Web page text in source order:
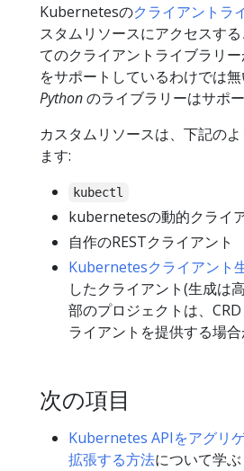
Kubernetesのクライアントラ
スタムリソースにアクセスす
てのクライアントライブラリ
をサポートしているわけでは無
Pythonのライブラリーはサポ
カスタムリソースは、下記の
ます:
kubectl
kubernetesの動的クライ
自作のRESTクライアント
Kubernetesクライアント
したクライアント(生成は
部のプロジェクトは、
ライアントを提供する場
次の項目
Kubernetes APIをアグリ
拡張する方法について学ぶ